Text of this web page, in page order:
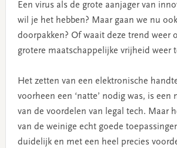
Een virus als de grote aanjager van
wil je het hebben? Maar gaan we nu
doorpakken? Of waait deze trend weer
grotere maatschappelijke vrijheid weer
Het zetten van een elektronische
voorheen een ‘natte’ nodig was, is een
van de voordelen van legal tech. Maar
van de weinige echt goede
duidelijk en met een heel precies